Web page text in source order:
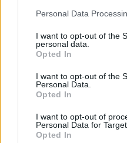
Personal Data
I want to opt-out of the
personal data.
Opted In
I want to opt-out of the
Personal Data.
Opted In
I want to opt-out of
Personal Data for
Opted In
απόσταση 630
νωτιαίου μυελού.
Για το 2019, έχουμε
πολύ. Θέλουμε να
χιλιόμετρα και
ανθρώπους μαζί μας
Καναδά, όπως τον